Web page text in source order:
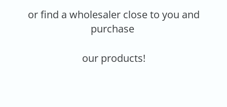
or find a wholesaler close to you and
purchase
our products!